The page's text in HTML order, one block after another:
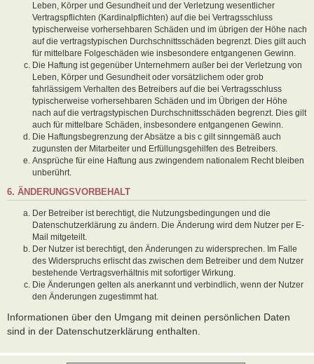
Leben, Körper und Gesundheit und der Verletzung wesentlicher
Vertragspflichten (Kardinalpflichten) auf die bei Vertragsschluss
typischerweise vorhersehbaren Schäden und im übrigen der Höhe nach
auf die vertragstypischen Durchschnittsschäden begrenzt. Dies gilt auch
für mittelbare Folgeschäden wie insbesondere entgangenen Gewinn.
Die Haftung ist gegenüber Unternehmern außer bei der Verletzung von
Leben, Körper und Gesundheit oder vorsätzlichem oder grob
fahrlässigem Verhalten des Betreibers auf die bei Vertragsschluss
typischerweise vorhersehbaren Schäden und im Übrigen der Höhe
nach auf die vertragstypischen Durchschnittsschäden begrenzt. Dies gilt
auch für mittelbare Schäden, insbesondere entgangenen Gewinn.
Die Haftungsbegrenzung der Absätze a bis c gilt sinngemäß auch
zugunsten der Mitarbeiter und Erfüllungsgehilfen des Betreibers.
Ansprüche für eine Haftung aus zwingendem nationalem Recht bleiben
unberührt.
6. ÄNDERUNGSVORBEHALT
Der Betreiber ist berechtigt, die Nutzungsbedingungen und die
Datenschutzerklärung zu ändern. Die Änderung wird dem Nutzer per E-
Mail mitgeteilt.
Der Nutzer ist berechtigt, den Änderungen zu widersprechen. Im Falle
des Widerspruchs erlischt das zwischen dem Betreiber und dem Nutzer
bestehende Vertragsverhältnis mit sofortiger Wirkung.
Die Änderungen gelten als anerkannt und verbindlich, wenn der Nutzer
den Änderungen zugestimmt hat.
Informationen über den Umgang mit deinen persönlichen Daten
sind in der Datenschutzerklärung enthalten.